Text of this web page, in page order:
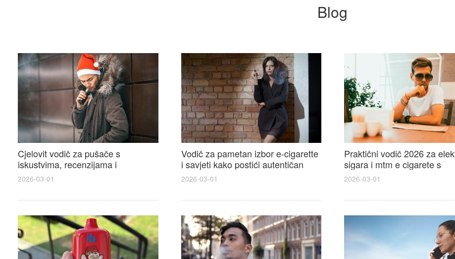
Blog
Cjelovit vodič za pušače s
iskustvima, recenzijama i
raspravama o e-cigarette na e
cigareta forum
2026-03-01
Vodič za pametan izbor e-cigarette
i savjeti kako postići autentičan
elektronske cigarete feel
2026-03-01
Praktični vodič 2026 za
sigara i mtm e cigarete s
usporedbom, recenzijama i
savjetima
2026-03-01